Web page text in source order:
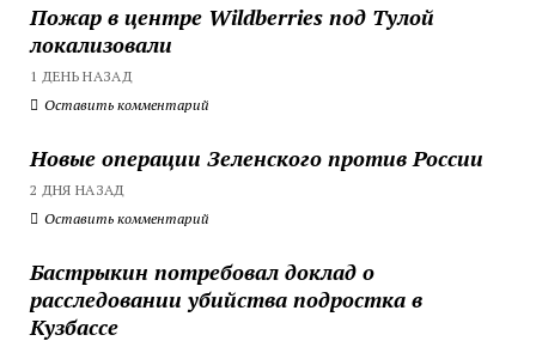
Пожар в центре Wildberries под Тулой
локализовали
1 ДЕНЬ НАЗАД
Оставить комментарий
Новые операции Зеленского против России
2 ДНЯ НАЗАД
Оставить комментарий
Бастрыкин потребовал доклад о
расследовании убийства подростка в
Кузбассе